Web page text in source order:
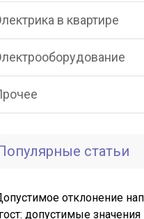
в квартире
статьи